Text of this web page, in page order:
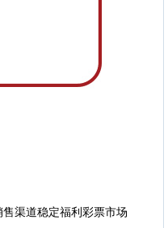
渠道稳定福利彩票市场